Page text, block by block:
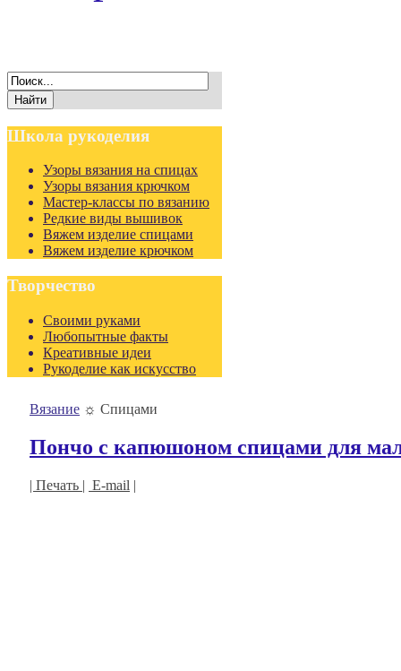
Школа рукоделия
Узоры вязания на спицах
Узоры вязания крючком
Мастер-классы по вязанию
Редкие виды вышивок
Вяжем изделие спицами
Вяжем изделие крючком
Творчество
Своими руками
Любопытные факты
Креативные идеи
Рукоделие как искусство
Вязание ☼ Спицами
Пончо с капюшоном спицами для
| Печать | E-mail |